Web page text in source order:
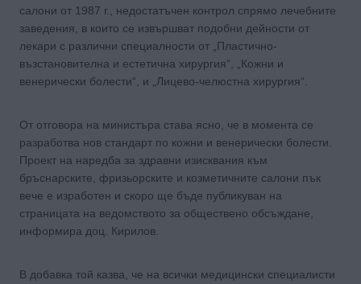
салони от 1987 г., недостатъчен контрол спрямо лечебните
заведения, в които се извършват подобни дейности от
лекари с различни специалности от „Пластично-
възстановителна и естетична хирургия“, „Кожни и
венерически болести“, и „Лицево-челюстна хирургия“.
От отговора на министъра става ясно, че в момента се
разработва нов стандарт по кожни и венерически болести.
Проект на наредба за здравни изисквания към
бръснарските, фризьорските и козметичните салони пък
вече е изработен и скоро ще бъде публикуван на
страницата на ведомството за обществено обсъждане,
информира доц. Кирилов.
В добавка той казва, че на всички медицински специалисти